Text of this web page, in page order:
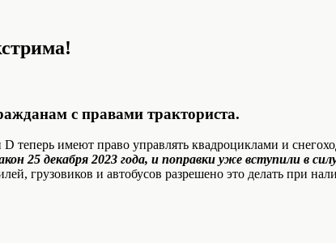
с правами тракториста.
теперь имеют право управлять квадроциклами и
25 декабря 2023 года, и поправки уже вступили в
грузовиков и автобусов разрешено это делать при